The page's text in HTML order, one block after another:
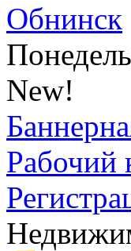
Обнинск
New!
Рабочий